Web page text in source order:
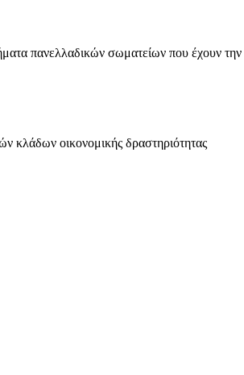
πανελλαδικών σωματείων που έχουν
κλάδων οικονομικής δραστηριότητας